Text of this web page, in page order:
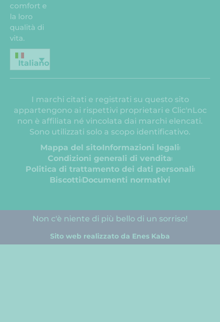
comfort e
la loro
qualità di
vita.
Italiano
I marchi citati e registrati su questo sito
appartengono ai rispettivi proprietari e Clic'nLoc
non è affiliata né vincolata dai marchi elencati.
Sono utilizzati solo a scopo identificativo.
Mappa del sitoInformazioni legali
Condizioni generali di vendita
Politica di trattamento dei dati personali
Biscotti Documenti normativi
Non c'è niente di più bello di un sorriso!
Sito web realizzato da Enes Kaba